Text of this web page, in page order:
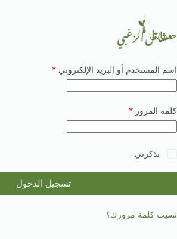
حسابي
اسم المستخدم أو البريد الإلكتروني *
كلمة المرور *
تذكرني
تسجيل الدخول
نسيت كلمة مرورك؟